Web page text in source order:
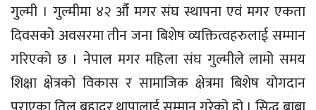
गुल्मी । गुल्मीमा ४२ औँ मगर संघ स्थापना एवं मगर एकता
दिवसको अवसरमा तीन जना बिशेष व्यक्तित्वहरुलाई सम्मान
गरिएको छ । नेपाल मगर महिला संघ गुल्मीले लामो समय
शिक्षा क्षेत्रको विकास र सामाजिक क्षेत्रमा बिशेष योगदान